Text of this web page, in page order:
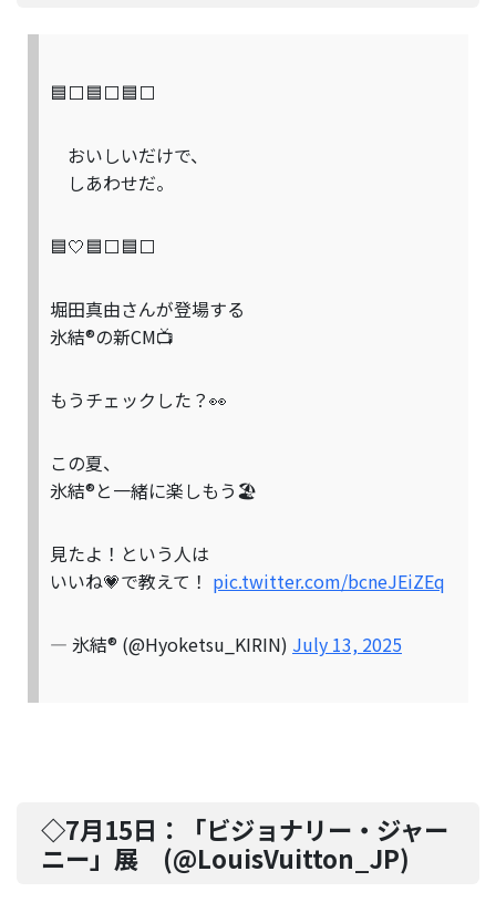
🟦⬜🟦⬜🟦⬜
おいしいだけで、
しあわせだ。
🟦🤍🟦⬜🟦⬜
堀田真由さんが登場する
氷結®の新CM📺
もうチェックした？👀
この夏、
氷結®と一緒に楽しもう🏖
見たよ！という人は
いいね💗で教えて！ pic.twitter.com/bcneJEiZEq
— 氷結® (@Hyoketsu_KIRIN) July 13, 2025
◇7月15日：
「ビジョナリー・ジャー
ニー」展 (@LouisVuitton_JP)